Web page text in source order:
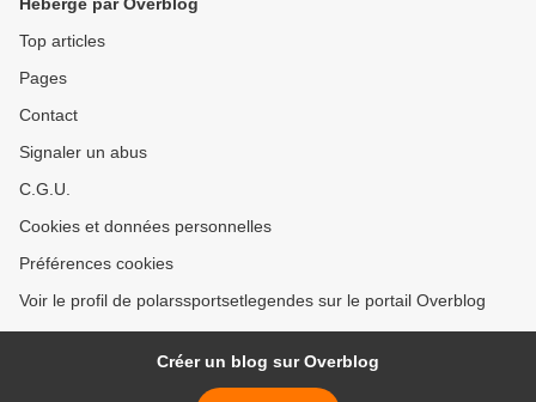
Top articles
Pages
Contact
Signaler un abus
C.G.U.
Cookies et données personnelles
Préférences cookies
Voir le profil de polarssportsetlegendes sur le portail Overblog
Créer un blog sur Overblog